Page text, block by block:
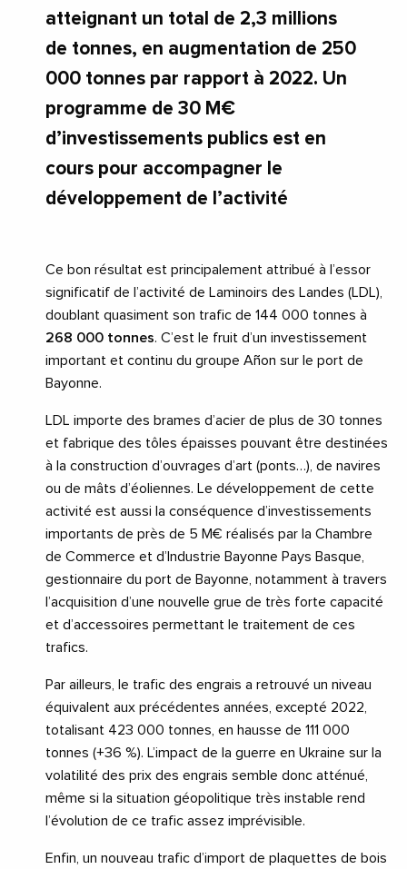
atteignant un total de 2,3 millions
de tonnes, en augmentation de 250
000 tonnes par rapport à 2022. Un
programme de 30 M€
d’investissements publics est en
cours pour accompagner le
développement de l’activité
Ce bon résultat est principalement attribué à l’essor
significatif de l’activité de Laminoirs des Landes (LDL),
doublant quasiment son trafic de 144 000 tonnes à
268 000 tonnes. C’est le fruit d’un investissement
important et continu du groupe Añon sur le port de
Bayonne.
LDL importe des brames d’acier de plus de 30 tonnes
et fabrique des tôles épaisses pouvant être destinées
à la construction d’ouvrages d’art (ponts…), de navires
ou de mâts d’éoliennes. Le développement de cette
activité est aussi la conséquence d’investissements
importants de près de 5 M€ réalisés par la Chambre
de Commerce et d’Industrie Bayonne Pays Basque,
gestionnaire du port de Bayonne, notamment à travers
l’acquisition d’une nouvelle grue de très forte capacité
et d’accessoires permettant le traitement de ces
trafics.
Par ailleurs, le trafic des engrais a retrouvé un niveau
équivalent aux précédentes années, excepté 2022,
totalisant 423 000 tonnes, en hausse de 111 000
tonnes (+36 %). L’impact de la guerre en Ukraine sur la
volatilité des prix des engrais semble donc atténué,
même si la situation géopolitique très instable rend
l’évolution de ce trafic assez imprévisible.
Enfin, un nouveau trafic d’import de plaquettes de bois